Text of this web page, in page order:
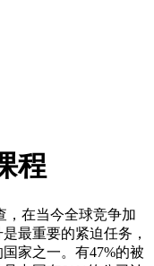
程
，在当今全球竞争加
最重要的紧迫任务，
家之一。有47%的被